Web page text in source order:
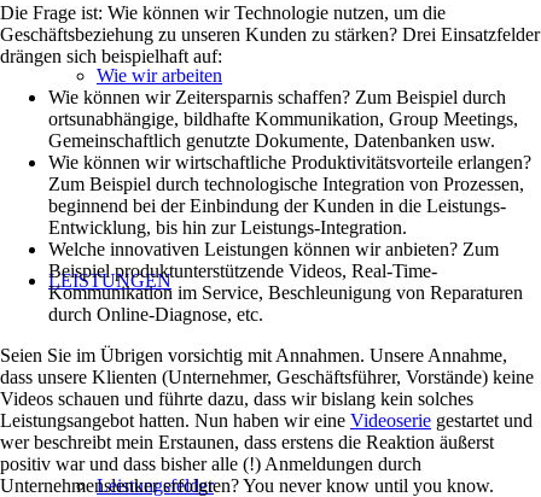
Wie wir arbeiten
LEISTUNGEN
Leistungsfelder
Die Frage ist: Wie können wir Technologie nutzen, um die
Geschäftsbeziehung zu unseren Kunden zu stärken? Drei Einsatzfelder
drängen sich beispielhaft auf:
Wie können wir Zeitersparnis schaffen? Zum Beispiel durch
ortsunabhängige, bildhafte Kommunikation, Group Meetings,
Gemeinschaftlich genutzte Dokumente, Datenbanken usw.
Wie können wir wirtschaftliche Produktivitätsvorteile erlangen?
Zum Beispiel durch technologische Integration von Prozessen,
beginnend bei der Einbindung der Kunden in die Leistungs-
Entwicklung, bis hin zur Leistungs-Integration.
Welche innovativen Leistungen können wir anbieten? Zum
Beispiel produktunterstützende Videos, Real-Time-
Kommunikation im Service, Beschleunigung von Reparaturen
durch Online-Diagnose, etc.
Seien Sie im Übrigen vorsichtig mit Annahmen. Unsere Annahme,
dass unsere Klienten (Unternehmer, Geschäftsführer, Vorstände) keine
Videos schauen und führte dazu, dass wir bislang kein solches
Leistungsangebot hatten. Nun haben wir eine Videoserie gestartet und
wer beschreibt mein Erstaunen, dass erstens die Reaktion äußerst
positiv war und dass bisher alle (!) Anmeldungen durch
Unternehmenslenker erfolgten? You never know until you know.